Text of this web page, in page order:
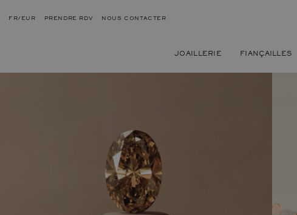
FR/EUR PRENDRE RDV NOUS CONTACTER
JOAILLERIE FIANÇAILLES